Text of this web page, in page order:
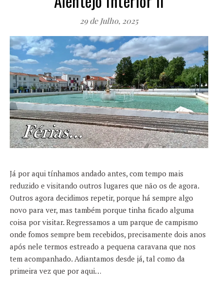
29 de Julho, 2025
Já por aqui tínhamos andado antes, com tempo mais
reduzido e visitando outros lugares que não os de agora.
Outros agora decidimos repetir, porque há sempre algo
novo para ver, mas também porque tinha ficado alguma
coisa por visitar. Regressamos a um parque de campismo
onde fomos sempre bem recebidos, precisamente dois anos
após nele termos estreado a pequena caravana que nos
tem acompanhado. Adiantamos desde já, tal como da
primeira vez que por aqui…